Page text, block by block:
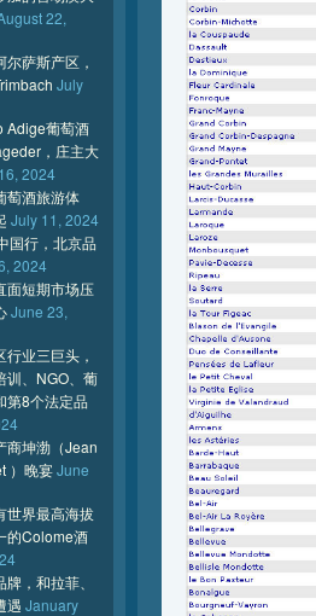
22,
萨斯产区，
July
Adige葡萄酒
，庄主大
2024
萄酒旅游体
July 11, 2024
国行，北京品
2024
面短期市场压
June 23,
业三巨头，
训、NGO、葡
第8个法定品
商坤渤（Jean
）晚宴June
世界最高海拔
的Colome酒
，和拉菲、
遇 January